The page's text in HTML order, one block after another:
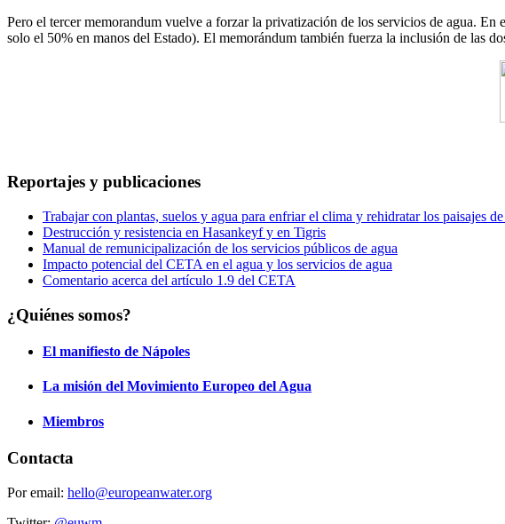
Pero el tercer memorandum vuelve a forzar la privatización de los servicios de agua.
solo el 50% en manos del Estado). El memorándum también fuerza la inclusión de las
Reportajes y publicaciones
Trabajar con plantas, suelos y agua para enfriar el clima y rehidratar los paisajes
Destrucción y resistencia en Hasankeyf y en Tigris
Manual de remunicipalización de los servicios públicos de agua
Impacto potencial del CETA en el agua y los servicios de agua
Comentario acerca del artículo 1.9 del CETA
¿Quiénes somos?
El manifiesto de Nápoles
La misión del Movimiento Europeo del Agua
Miembros
Contacta
Por email: hello@europeanwater.org